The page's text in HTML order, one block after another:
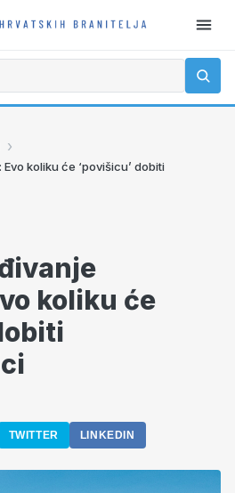
›
koliku će ‘povišicu’ dobiti
koliku će
TWITTER LINKEDIN